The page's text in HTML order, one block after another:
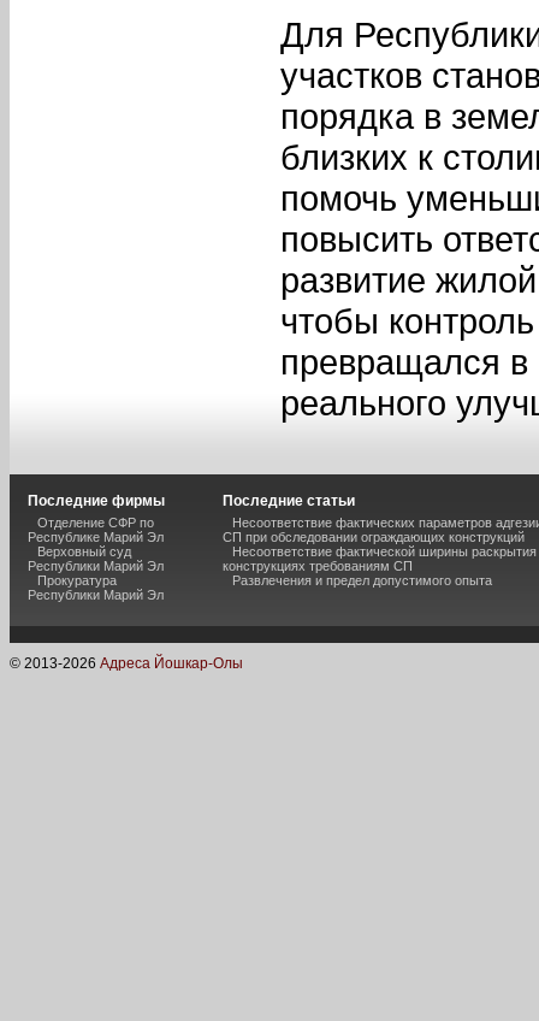
Для
участков
порядка в
близких к
помочь
повысить
развитие
чтобы
превращался
реального
Последние фирмы
Отделение СФР по
Республике Марий Эл
Верховный суд
Республики Марий Эл
Прокуратура
Республики Марий Эл
Последние статьи
Несоответствие фактических параметров
СП при обследовании ограждающих конструкций
Несоответствие фактической ширины
конструкциях требованиям СП
Развлечения и предел допустимого опыта
© 2013-2026 Адреса Йошкар-Олы